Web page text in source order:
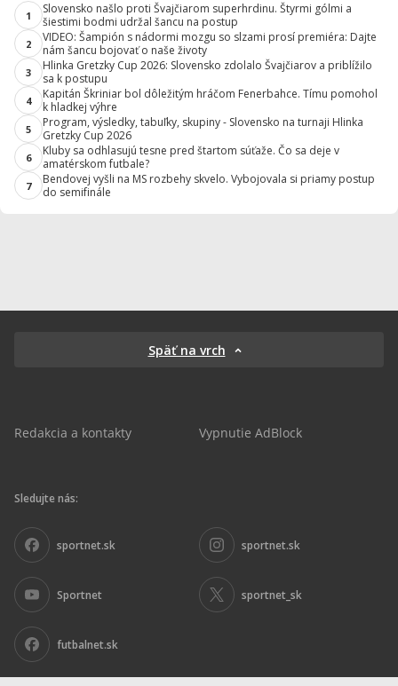
1
Slovensko našlo proti Švajčiarom superhrdinu. Štyrmi gólmi a
šiestimi bodmi udržal šancu na postup
2
VIDEO: Šampión s nádormi mozgu so slzami prosí premiéra: Dajte
nám šancu bojovať o naše životy
3
Hlinka Gretzky Cup 2026: Slovensko zdolalo Švajčiarov a priblížilo
sa k postupu
4
Kapitán Škriniar bol dôležitým hráčom Fenerbahce. Tímu pomohol
k hladkej výhre
5
Program, výsledky, tabuľky, skupiny - Slovensko na turnaji Hlinka
Gretzky Cup 2026
6
Kluby sa odhlasujú tesne pred štartom súťaže. Čo sa deje v
amatérskom futbale?
7
Bendovej vyšli na MS rozbehy skvelo. Vybojovala si priamy postup
do semifinále
Späť na vrch
Redakcia a kontakty Vypnutie AdBlock
Sledujte nás:
sportnet.sk sportnet.sk
Sportnet sportnet_sk
futbalnet.sk